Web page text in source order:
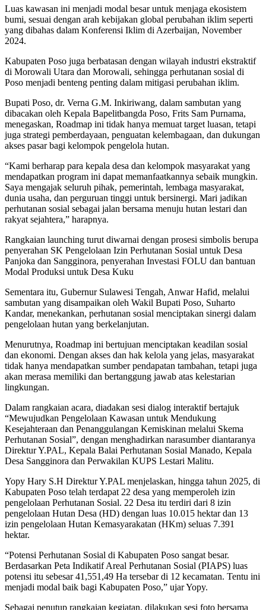
Luas kawasan ini menjadi modal besar untuk menjaga ekosistem
bumi, sesuai dengan arah kebijakan global perubahan iklim seperti
yang dibahas dalam Konferensi Iklim di Azerbaijan, November
2024.
Kabupaten Poso juga berbatasan dengan wilayah industri ekstraktif
di Morowali Utara dan Morowali, sehingga perhutanan sosial di
Poso menjadi benteng penting dalam mitigasi perubahan iklim.
Bupati Poso, dr. Verna G.M. Inkiriwang, dalam sambutan yang
dibacakan oleh Kepala Bapelitbangda Poso, Frits Sam Purnama,
menegaskan, Roadmap ini tidak hanya memuat target luasan, tetapi
juga strategi pemberdayaan, penguatan kelembagaan, dan dukungan
akses pasar bagi kelompok pengelola hutan.
“Kami berharap para kepala desa dan kelompok masyarakat yang
mendapatkan program ini dapat memanfaatkannya sebaik mungkin.
Saya mengajak seluruh pihak, pemerintah, lembaga masyarakat,
dunia usaha, dan perguruan tinggi untuk bersinergi. Mari jadikan
perhutanan sosial sebagai jalan bersama menuju hutan lestari dan
rakyat sejahtera,” harapnya.
Rangkaian launching turut diwarnai dengan prosesi simbolis berupa
penyerahan SK Pengelolaan Izin Perhutanan Sosial untuk Desa
Panjoka dan Sangginora, penyerahan Investasi FOLU dan bantuan
Modal Produksi untuk Desa Kuku
Sementara itu, Gubernur Sulawesi Tengah, Anwar Hafid, melalui
sambutan yang disampaikan oleh Wakil Bupati Poso, Suharto
Kandar, menekankan, perhutanan sosial menciptakan sinergi dalam
pengelolaan hutan yang berkelanjutan.
Menurutnya, Roadmap ini bertujuan menciptakan keadilan sosial
dan ekonomi. Dengan akses dan hak kelola yang jelas, masyarakat
tidak hanya mendapatkan sumber pendapatan tambahan, tetapi juga
akan merasa memiliki dan bertanggung jawab atas kelestarian
lingkungan.
Dalam rangkaian acara, diadakan sesi dialog interaktif bertajuk
“Mewujudkan Pengelolaan Kawasan untuk Mendukung
Kesejahteraan dan Penanggulangan Kemiskinan melalui Skema
Perhutanan Sosial”, dengan menghadirkan narasumber diantaranya
Direktur Y.PAL, Kepala Balai Perhutanan Sosial Manado, Kepala
Desa Sangginora dan Perwakilan KUPS Lestari Malitu.
Yopy Hary S.H Direktur Y.PAL menjelaskan, hingga tahun 2025, di
Kabupaten Poso telah terdapat 22 desa yang memperoleh izin
pengelolaan Perhutanan Sosial. 22 Desa itu terdiri dari 8 izin
pengelolaan Hutan Desa (HD) dengan luas 10.015 hektar dan 13
izin pengelolaan Hutan Kemasyarakatan (HKm) seluas 7.391
hektar.
“Potensi Perhutanan Sosial di Kabupaten Poso sangat besar.
Berdasarkan Peta Indikatif Areal Perhutanan Sosial (PIAPS) luas
potensi itu sebesar 41,551,49 Ha tersebar di 12 kecamatan. Tentu ini
menjadi modal baik bagi Kabupaten Poso,” ujar Yopy.
Sebagai penutup rangkaian kegiatan, dilakukan sesi foto bersama